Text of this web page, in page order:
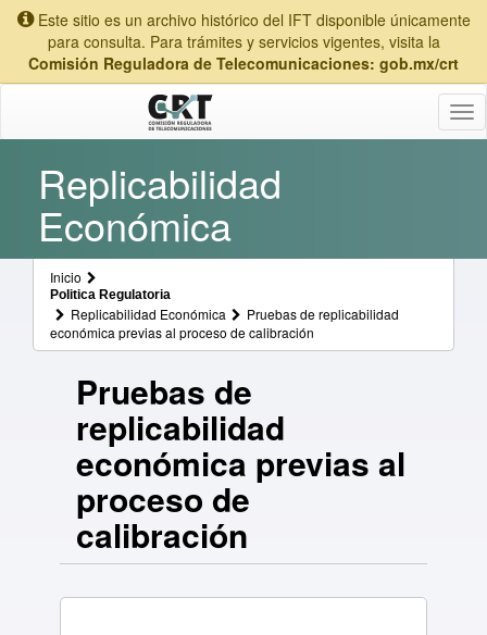
Este sitio es un archivo histórico del IFT disponible únicamente
para consulta. Para trámites y servicios vigentes, visita la
Comisión Reguladora de Telecomunicaciones: gob.mx/crt
Replicabilidad
Económica
Inicio
Politica Regulatoria
Replicabilidad Económica
Pruebas de replicabilidad
económica previas al proceso de calibración
Pruebas de
replicabilidad
económica previas al
proceso de
calibración